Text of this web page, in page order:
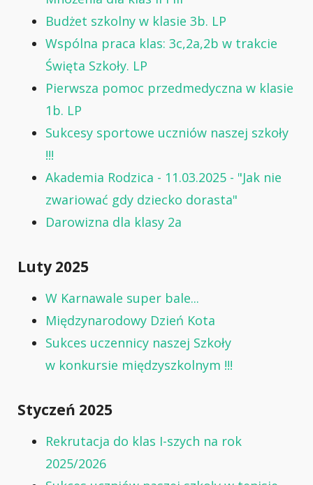
Budżet szkolny w klasie 3b. LP
Wspólna praca klas: 3c,2a,2b w trakcie
Święta Szkoły. LP
Pierwsza pomoc przedmedyczna w klasie
1b. LP
Sukcesy sportowe uczniów naszej szkoły
!!!
Akademia Rodzica - 11.03.2025 - "Jak nie
zwariować gdy dziecko dorasta"
Darowizna dla klasy 2a
Luty 2025
W Karnawale super bale...
Międzynarodowy Dzień Kota
Sukces uczennicy naszej Szkoły
w konkursie międzyszkolnym !!!
Styczeń 2025
Rekrutacja do klas I-szych na rok
2025/2026